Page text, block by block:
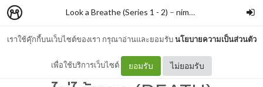
เราใช้คุ๊กกี้บนเว็บไซต์ของเรา กรุณาอ่านและยอมรับนโยบายความเป็นส่วนตัว
เพื่อใช้บริการเว็บไซต์ ยอมรับ ไม่ยอมรับ
Look a Breathe (Series 1 - 2) – nimon
#546 บทเรียนสุดท้ายที่ผู้ตาย